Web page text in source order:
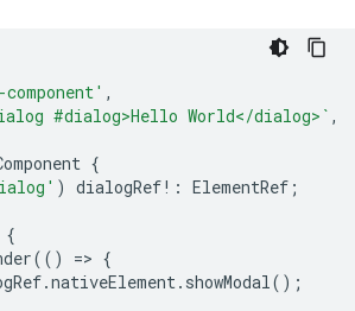
component' ,
#dialog>Hello World</dialog>` ,
{
) dialogRef!: ElementRef ;
{
(() => {
.nativeElement. showModal();